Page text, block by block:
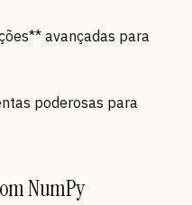
avançadas para
poderosas para
NumPy